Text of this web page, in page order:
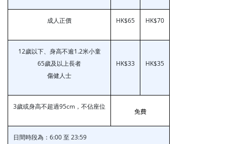
成人正價 HK$65 HK$70
12歲以下、身高不逾1.2米小童
65歲及以上長者
傷健人士
HK$33 HK$35
3歲或身高不超過95cm，不佔座位
免費
日間時段為：6:00 至 23:59